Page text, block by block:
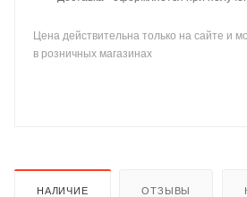
Цена действительна только на сайте и
в розничных магазинах
НАЛИЧИЕ ОТЗЫВЫ